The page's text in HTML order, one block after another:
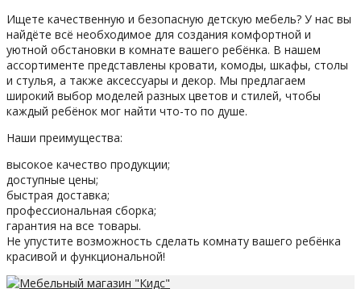
Ищете качественную и безопасную детскую мебель? У нас вы
найдёте всё необходимое для создания комфортной и
уютной обстановки в комнате вашего ребёнка. В нашем
ассортименте представлены кровати, комоды, шкафы, столы
и стулья, а также аксессуары и декор. Мы предлагаем
широкий выбор моделей разных цветов и стилей, чтобы
каждый ребёнок мог найти что-то по душе.
Наши преимущества:
высокое качество продукции;
доступные цены;
быстрая доставка;
профессиональная сборка;
гарантия на все товары.
Не упустите возможность сделать комнату вашего ребёнка
красивой и функциональной!